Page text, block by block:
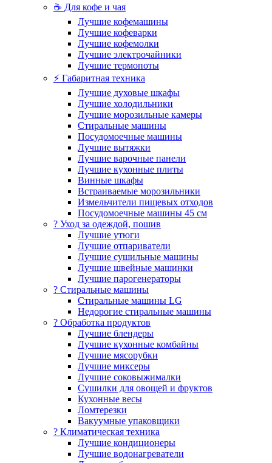
☕ Для кофе и чая
Лучшие кофемашины
Лучшие кофеварки
Лучшие кофемолки
Лучшие электрочайники
Лучшие термопоты
⚡ Габаритная техника
Лучшие духовые шкафы
Лучшие холодильники
Лучшие морозильные камеры
Стиральные машины
Посудомоечные машины
Лучшие вытяжки
Лучшие варочные панели
Лучшие кухонные плиты
Винные шкафы
Встраиваемые морозильники
Измельчители пищевых отходов
Посудомоечные машины 45 см
? Уход за одеждой, пошив
Лучшие утюги
Лучшие отпариватели
Лучшие сушильные машины
Лучшие швейные машинки
Лучшие парогенераторы
? Стиральные машины
Стиральные машины LG
Недорогие стиральные машины
? Обработка продуктов
Лучшие блендеры
Лучшие кухонные комбайны
Лучшие мясорубки
Лучшие миксеры
Лучшие соковыжималки
Сушилки для овощей и фруктов
Кухонные весы
Ломтерезки
Вакуумные упаковщики
?️ Климатическая техника
Лучшие кондиционеры
Лучшие водонагреватели